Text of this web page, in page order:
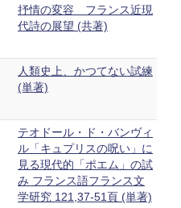
抒情の変容 フランス近現
代詩の展望 (共著)
人類史上、かつてない試練
(単著)
テオドール・ド・バンヴィ
ル「キュプリスの呪い」に
見る現代的「ポエム」の試
み フランス語フランス文
学研究 121,37-51頁 (単著)